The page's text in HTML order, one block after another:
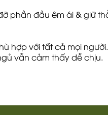
phần đầu êm ái & giữ
hợp với tất cả mọi
vẫn cảm thấy dễ chịu.